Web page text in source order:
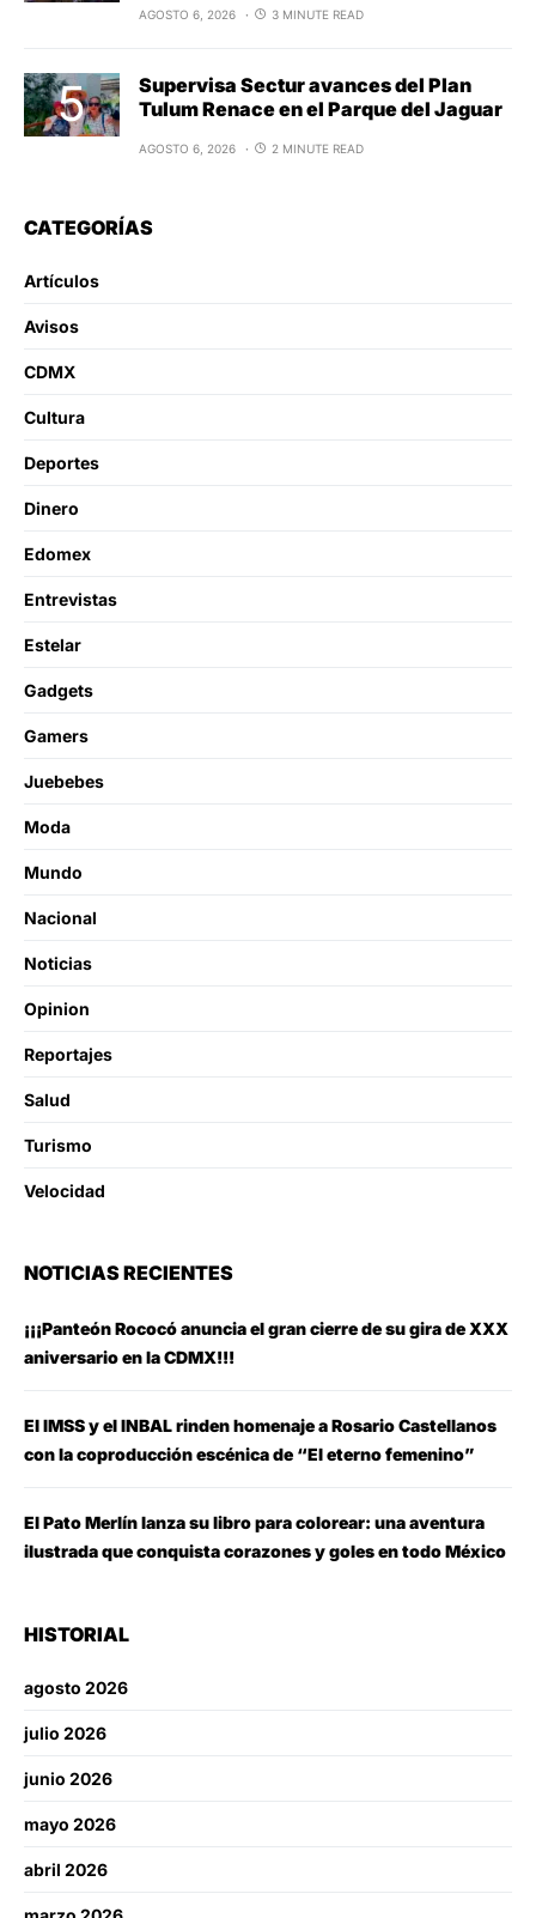
AGOSTO 6, 2026 3 MINUTE READ
Supervisa Sectur avances del Plan
Tulum Renace en el Parque del Jaguar
AGOSTO 6, 2026 2 MINUTE READ
CATEGORÍAS
Artículos
Avisos
CDMX
Cultura
Deportes
Dinero
Edomex
Entrevistas
Estelar
Gadgets
Gamers
Juebebes
Moda
Mundo
Nacional
Noticias
Opinion
Reportajes
Salud
Turismo
Velocidad
NOTICIAS RECIENTES
¡¡¡Panteón Rococó anuncia el gran cierre de su gira de XXX
aniversario en la CDMX!!!
El IMSS y el INBAL rinden homenaje a Rosario Castellanos
con la coproducción escénica de “El eterno femenino”
El Pato Merlín lanza su libro para colorear: una aventura
ilustrada que conquista corazones y goles en todo México
HISTORIAL
agosto 2026
julio 2026
junio 2026
mayo 2026
abril 2026